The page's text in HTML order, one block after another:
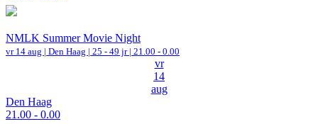
NMLK Summer Movie Night
vr 14 aug | Den Haag | 25 - 49 jr | 21.00 - 0.00
vr
14
aug
Den Haag
21.00 - 0.00